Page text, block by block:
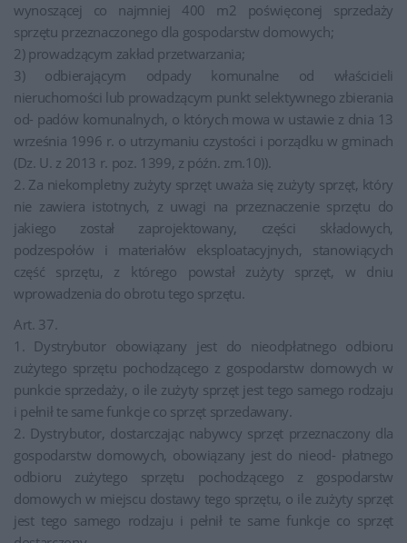
wynoszącej co najmniej 400 m2 poświęconej sprzedaży
sprzętu przeznaczonego dla gospodarstw domowych;
2) prowadzącym zakład przetwarzania;
3) odbierającym odpady komunalne od właścicieli
nieruchomości lub prowadzącym punkt selektywnego zbierania
od- padów komunalnych, o których mowa w ustawie z dnia 13
września 1996 r. o utrzymaniu czystości i porządku w gminach
(Dz. U. z 2013 r. poz. 1399, z późn. zm.10)).
2. Za niekompletny zużyty sprzęt uważa się zużyty sprzęt, który
nie zawiera istotnych, z uwagi na przeznaczenie sprzętu do
jakiego został zaprojektowany, części składowych,
podzespołów i materiałów eksploatacyjnych, stanowiących
część sprzętu, z którego powstał zużyty sprzęt, w dniu
wprowadzenia do obrotu tego sprzętu.
Art. 37.
1. Dystrybutor obowiązany jest do nieodpłatnego odbioru
zużytego sprzętu pochodzącego z gospodarstw domowych w
punkcie sprzedaży, o ile zużyty sprzęt jest tego samego rodzaju
i pełnił te same funkcje co sprzęt sprzedawany.
2. Dystrybutor, dostarczając nabywcy sprzęt przeznaczony dla
gospodarstw domowych, obowiązany jest do nieod- płatnego
odbioru zużytego sprzętu pochodzącego z gospodarstw
domowych w miejscu dostawy tego sprzętu, o ile zużyty sprzęt
jest tego samego rodzaju i pełnił te same funkcje co sprzęt